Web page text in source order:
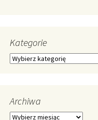
Kategorie
Kategorie
Archiwa
Archiwa